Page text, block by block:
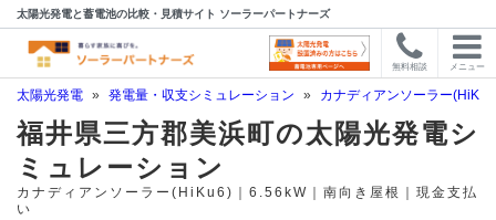
太陽光発電と蓄電池の比較・見積サイト ソーラーパートナーズ
無料相談 メニュー
太陽光発電 » 発電量・収支シミュレーション » カナディアンソーラー
福井県三方郡美浜町の太陽光発電シ
ミュレーション
カナディアンソーラー(HiKu6)｜6.56kW｜南向き屋根｜現金支払
い